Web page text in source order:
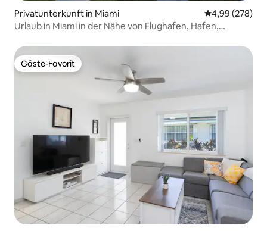
Privatunterkunft in Miami
4,99 (278)
Urlaub in Miami in der Nähe von Flughafen, Hafen,
Gäste-Favorit
Gäste-Favorit